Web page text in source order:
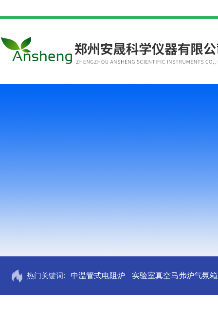
热门关键词: 中温管式电阻炉 实验室真空马弗炉气氛